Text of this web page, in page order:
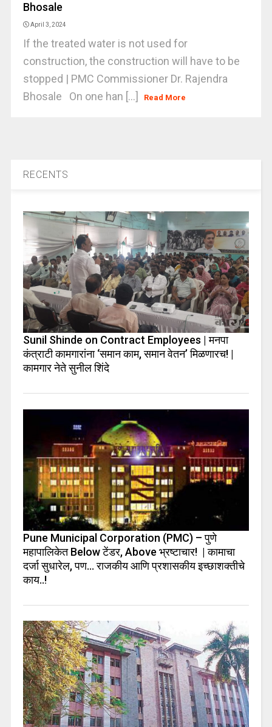
Bhosale
April 3, 2024
If the treated water is not used for
construction, the construction will have to be
stopped | PMC Commissioner Dr. Rajendra
Bhosale On one han [...]
Read More
RECENTS
Sunil Shinde on Contract Employees | मनपा
कंत्राटी कामगारांना ‘समान काम, समान वेतन’ मिळणारच! |
कामगार नेते सुनील शिंदे
Pune Municipal Corporation (PMC) – पुणे
महापालिकेत Below टेंडर, Above भ्रष्टाचार! | कामाचा
दर्जा सुधारेल, पण… राजकीय आणि प्रशासकीय इच्छाशक्तीचे
काय..!